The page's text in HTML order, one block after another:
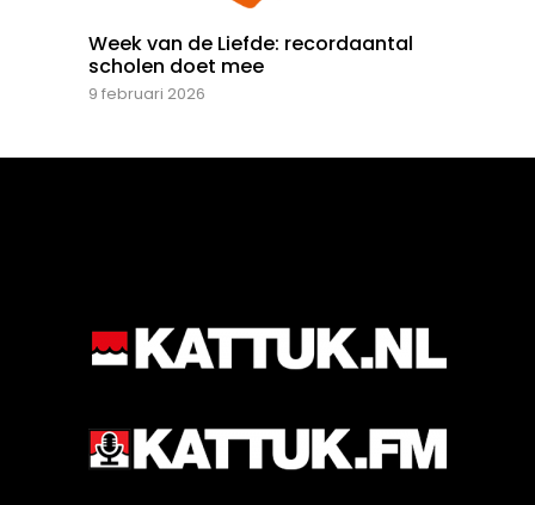
Week van de Liefde: recordaantal
scholen doet mee
9 februari 2026